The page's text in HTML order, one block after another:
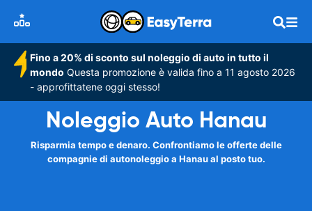
Fino a 20% di sconto sul noleggio di auto in tutto il
mondo Questa promozione è valida fino a 11 agosto 2026
- approfittatene oggi stesso!
Noleggio Auto Hanau
Risparmia tempo e denaro. Confrontiamo le offerte delle
compagnie di autonoleggio a Hanau al posto tuo.